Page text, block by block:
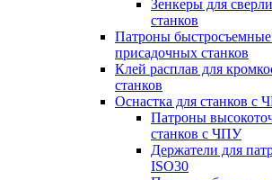
Зенкеры для
станков
Патроны быстросъемные
присадочных станков
Клей расплав для
станков
Оснастка для станков с
Патроны
станков с ЧПУ
Держатели для
ISO30